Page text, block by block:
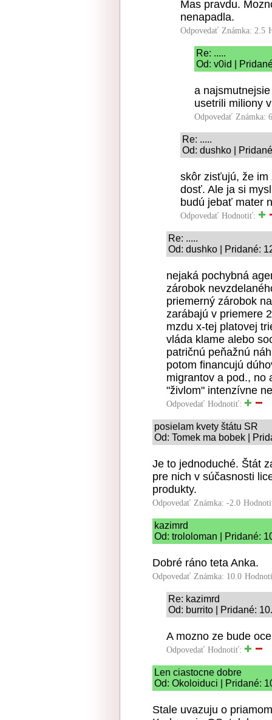
Mas pravdu.
nenapadla.
Odpovedať Známka: 2.5
Re: .....
Od: v0id |
a
usetrili miliony
Odpovedať Známka:
Re: .....
Od: dushko |
skôr zisťujú, že im
dosť. Ale ja si
budú jebať mater
Odpovedať Hodnotiť:
Re: .....
Od: dushko | Pridané:
nejaká pochybná
zárobok
priemerný zárobok
zarábajú v priemere
mzdu x-tej platovej
vláda klame alebo
patričnú peňažnú
potom financujú
migrantov a pod., no
"živlom" intenzívne
Odpovedať Hodnotiť:
posielam kvety štátu SR
Od: Tomek ma bobek |
Je to jednoduché. Štát
pre nich v súčasnosti
produkty.
Odpovedať Známka: -2.0
kazimrd
Od: trololoman | Pridané:
Dobré ráno teta Anka.
Odpovedať Známka: 10.0
Re: kazimrd
Od: burrito | Pridané:
A mozno ze bude
Odpovedať Hodnotiť:
Len ciastocne dobre
Od: Okoloiduci | Pridané:
Stale uvazuju o